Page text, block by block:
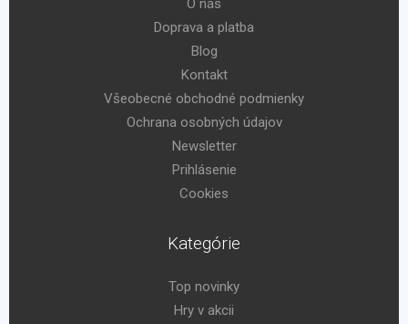
O nás
Doprava a platba
Blog
Kontakt
Všeobecné obchodné podmienky
Ochrana osobných údajov
Newsletter
Prihlásenie
Cookies
Kategórie
Top novinky
Hry v akcii